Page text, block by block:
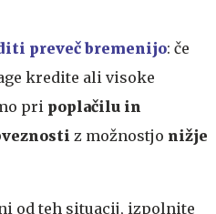
preveč bremenijo: če
kredite ali visoke
pri poplačilu in
z možnostjo nižje
od teh situacij, izpolnite